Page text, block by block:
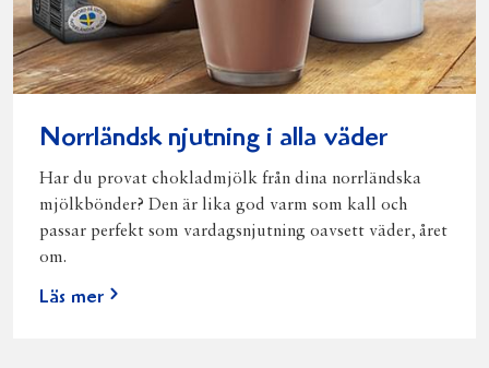
Norrländsk njutning i alla väder
Har du provat chokladmjölk från dina norrländska
mjölkbönder? Den är lika god varm som kall och
passar perfekt som vardagsnjutning oavsett väder, året
om.
Läs mer